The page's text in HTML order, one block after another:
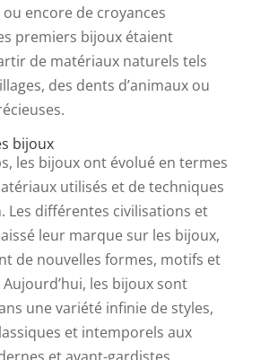
encore de croyances
premiers bijoux étaient
de matériaux naturels tels
des dents d’animaux ou
bijoux
les bijoux ont évolué en termes
utilisés et de techniques
Les différentes civilisations et
leur marque sur les bijoux,
de nouvelles formes, motifs et
les bijoux sont
une variété infinie de styles,
et intemporels aux